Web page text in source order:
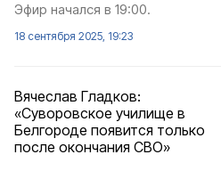
Эфир начался в 19:00.
18 сентября 2025, 19:23
Вячеслав Гладков:
«Суворовское училище в
Белгороде появится только
после окончания СВО»